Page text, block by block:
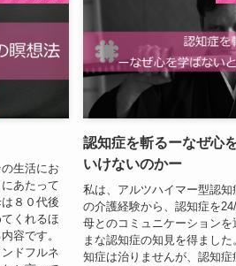
生活にお
あたって
８０代後
くれるほ
容です。
ドフルネ
認知症を斬るーなぜ心
いけないのかー
私は、アルツハイマー型認
の介護経験から、認知症を
母とのコミュニケーション
まな認知症の知見を得まし
知症は治りませんが、認知症